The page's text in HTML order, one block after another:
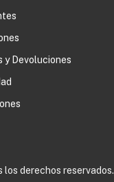
y Devoluciones
los derechos reservados.